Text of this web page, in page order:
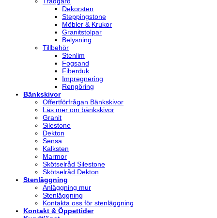
Dekorsten
Steppingstone
Möbler & Krukor
Granitstolpar
Belysning
Tillbehör
Stenlim
Fogsand
Fiberduk
Impregnering
Rengöring
Bänkskivor
Offertförfrågan Bänkskivor
Läs mer om bänkskivor
Granit
Silestone
Dekton
Sensa
Kalksten
Marmor
Skötselråd Silestone
Skötselråd Dekton
Stenläggning
Anläggning mur
Stenläggning
Kontakta oss för stenläggning
Kontakt & Öppettider